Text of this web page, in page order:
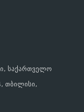
საქართველო
თბილისი,